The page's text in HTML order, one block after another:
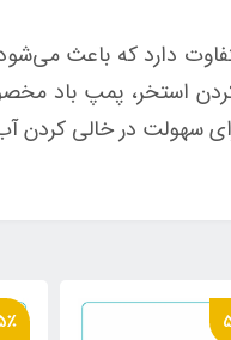
دارد که باعث
استخر، پمپ باد
سهولت در خالی کردن